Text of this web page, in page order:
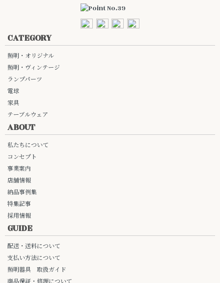
CATEGORY
照明・オリジナル
照明・ヴィンテージ
ランプパーツ
電球
家具
テーブルウェア
ABOUT
私たちについて
コンセプト
事業案内
店舗情報
納品事例集
特集記事
採用情報
GUIDE
配送・送料について
支払い方法について
照明器具 取扱ガイド